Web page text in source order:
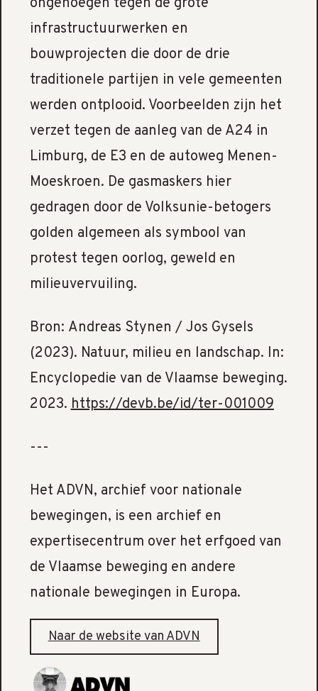
infrastructuurwerken en
bouwprojecten die door de drie
traditionele partijen in vele gemeenten
werden ontplooid. Voorbeelden zijn het
verzet tegen de aanleg van de A24 in
Limburg, de E3 en de autoweg Menen-
Moeskroen. De gasmaskers hier
gedragen door de Volksunie-betogers
golden algemeen als symbool van
protest tegen oorlog, geweld en
milieuvervuiling.
Bron: Andreas Stynen / Jos Gysels
(2023). Natuur, milieu en landschap. In:
Encyclopedie van de Vlaamse beweging.
2023.https://devb.be/id/ter-001009
---
Het ADVN, archief voor nationale
bewegingen, is een archief en
expertisecentrum over het erfgoed van
de Vlaamse beweging en andere
nationale bewegingen in Europa.
Naar de website van ADVN